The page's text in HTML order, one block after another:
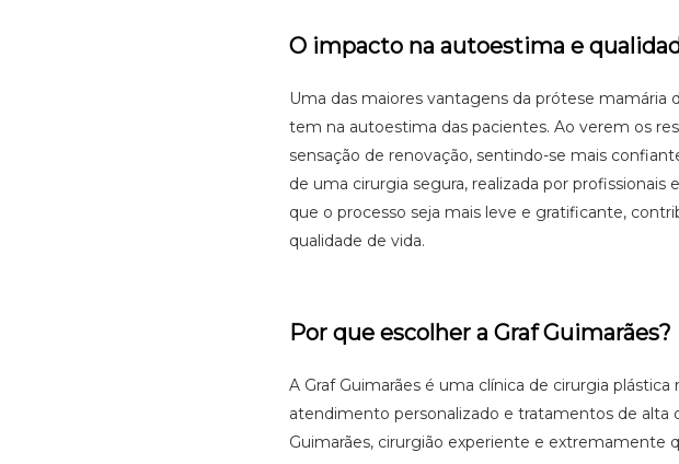
O impacto na autoestima e
Uma das maiores vantagens da prótese mamária
tem na autoestima das pacientes. Ao verem os
sensação de renovação, sentindo-se mais
de uma cirurgia segura, realizada por
que o processo seja mais leve e gratificante,
qualidade de vida.
Por que escolher a Graf Guimarães?
A Graf Guimarães é uma clínica de cirurgia
atendimento personalizado e tratamentos de alta
Guimarães, cirurgião experiente e extremamente